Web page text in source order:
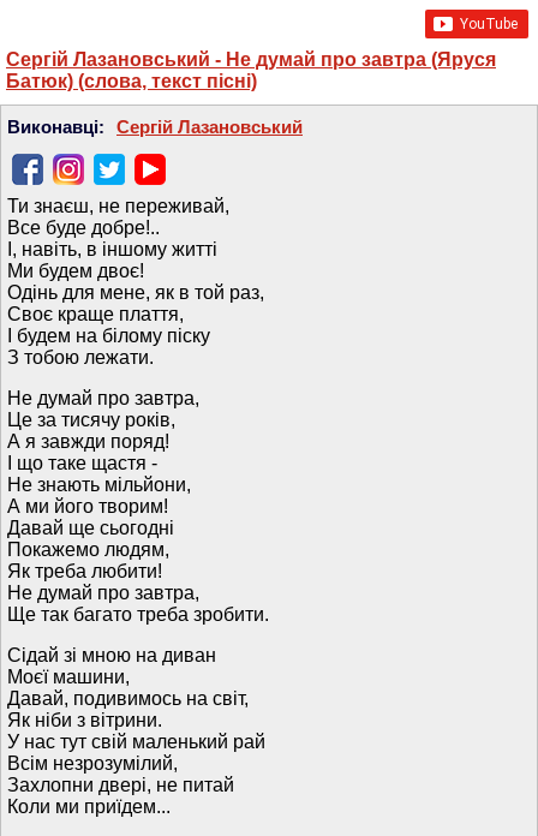
Сергій Лазановський - Не думай про завтра (Яруся
Батюк) (слова, текст пісні)
Виконавці: Сергій Лазановський
Ти знаєш, не переживай,
Все буде добре!..
І, навіть, в іншому житті
Ми будем двоє!
Одінь для мене, як в той раз,
Своє краще плаття,
І будем на білому піску
З тобою лежати.
Не думай про завтра,
Це за тисячу років,
А я завжди поряд!
І що таке щастя -
Не знають мільйони,
А ми його творим!
Давай ще сьогодні
Покажемо людям,
Як треба любити!
Не думай про завтра,
Ще так багато треба зробити.
Сідай зі мною на диван
Моєї машини,
Давай, подивимось на світ,
Як ніби з вітрини.
У нас тут свій маленький рай
Всім незрозумілий,
Захлопни двері, не питай
Коли ми приїдем...